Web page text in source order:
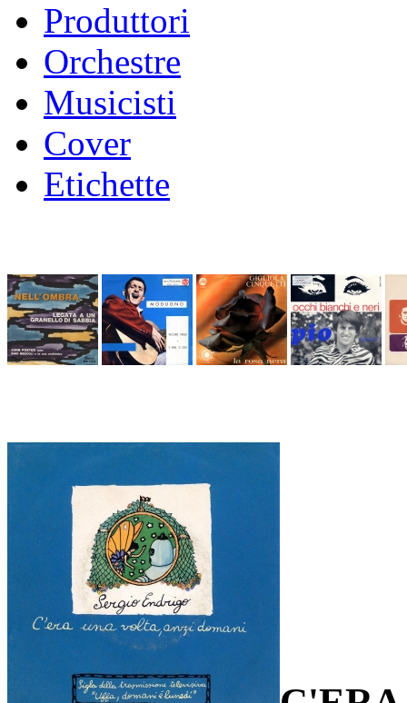
Produttori
Orchestre
Musicisti
Cover
Etichette